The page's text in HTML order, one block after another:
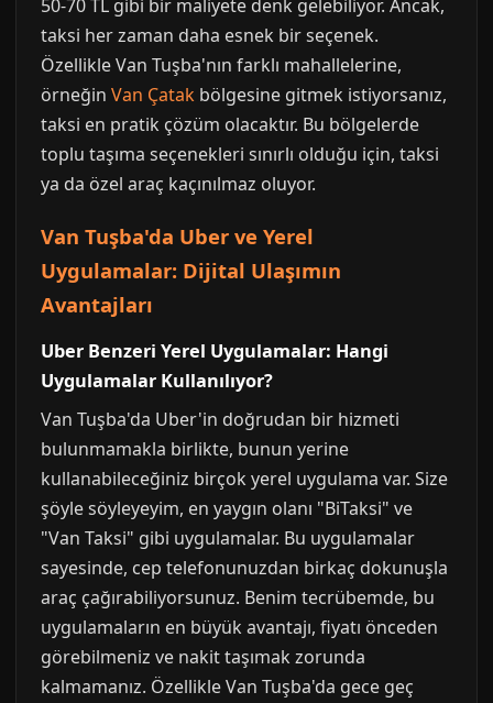
50-70 TL gibi bir maliyete denk gelebiliyor. Ancak,
taksi her zaman daha esnek bir seçenek.
Özellikle Van Tuşba'nın farklı mahallelerine,
örneğin Van Çatak bölgesine gitmek istiyorsanız,
taksi en pratik çözüm olacaktır. Bu bölgelerde
toplu taşıma seçenekleri sınırlı olduğu için, taksi
ya da özel araç kaçınılmaz oluyor.
Van Tuşba'da Uber ve Yerel
Uygulamalar: Dijital Ulaşımın
Avantajları
Uber Benzeri Yerel Uygulamalar: Hangi
Uygulamalar Kullanılıyor?
Van Tuşba'da Uber'in doğrudan bir hizmeti
bulunmamakla birlikte, bunun yerine
kullanabileceğiniz birçok yerel uygulama var. Size
şöyle söyleyeyim, en yaygın olanı "BiTaksi" ve
"Van Taksi" gibi uygulamalar. Bu uygulamalar
sayesinde, cep telefonunuzdan birkaç dokunuşla
araç çağırabiliyorsunuz. Benim tecrübemde, bu
uygulamaların en büyük avantajı, fiyatı önceden
görebilmeniz ve nakit taşımak zorunda
kalmamanız. Özellikle Van Tuşba'da gece geç